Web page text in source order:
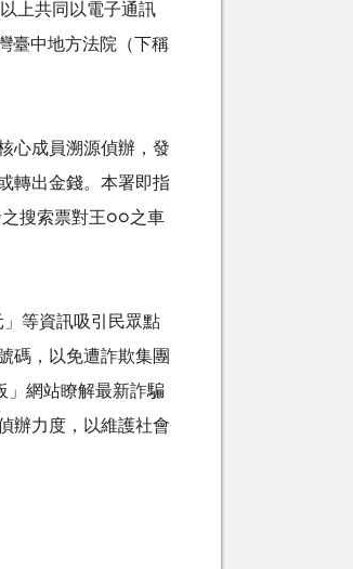
上共同以電子通訊
臺中地方法院（下稱
心成員溯源偵辦，發
轉出金錢。本署即指
搜索票對王○○之車
等資訊吸引民眾點
碼，以免遭詐欺集團
」網站瞭解最新詐騙
辦力度，以維護社會